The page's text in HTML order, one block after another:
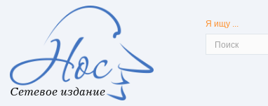
Сетевое издание
Я ищу ...